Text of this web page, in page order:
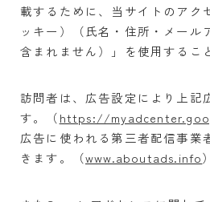
おでかけ・旅行
ガイドブック
ホテル・旅館
飛行機・新幹線
載するために、当サイトのアク
ッキー）（氏名・住所・メール
含まれません）」を使用するこ
訪問者は、広告設定により上記
す。（https://
広告に使われる第三者配信事業
きます。（www.aboutads.info）